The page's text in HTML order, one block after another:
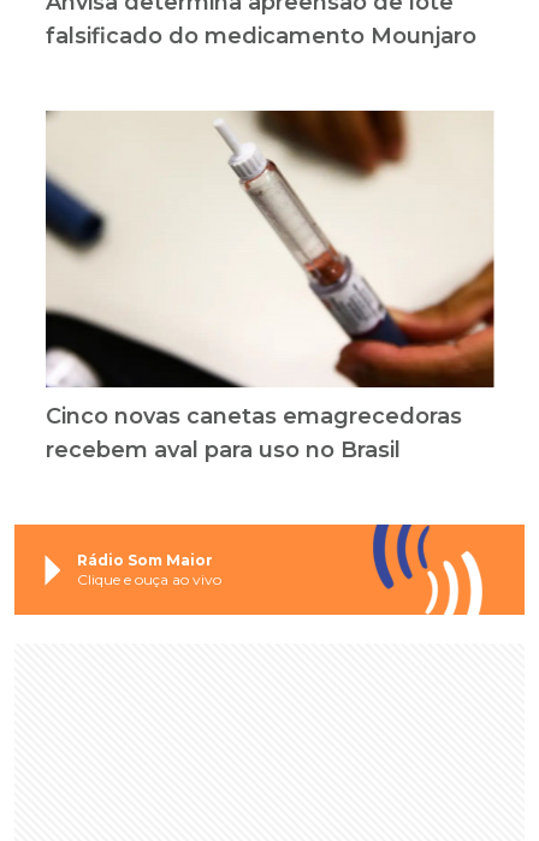
falsificado do medicamento Mounjaro
Cinco novas canetas emagrecedoras
recebem aval para uso no Brasil
Rádio Som Maior
Clique e ouça ao vivo